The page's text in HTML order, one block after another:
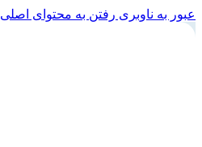
عبور به ناوبری رفتن به محتوای اصلی